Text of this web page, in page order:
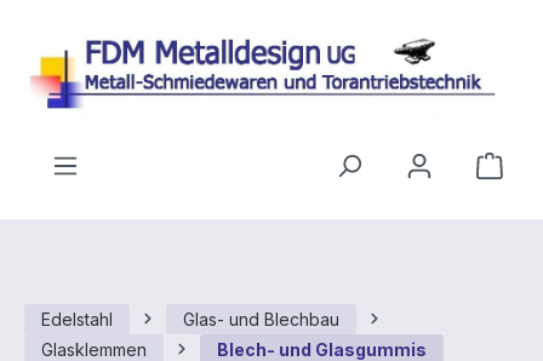
Edelstahl
Glas- und Blechbau
Glasklemmen
Blech- und Glasgummis